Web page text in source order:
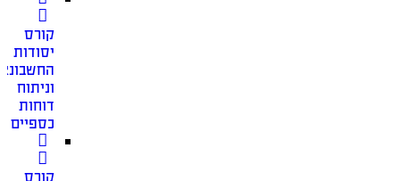
קורס
יסודות
וניתוח
דוחות
כספיים
קורס